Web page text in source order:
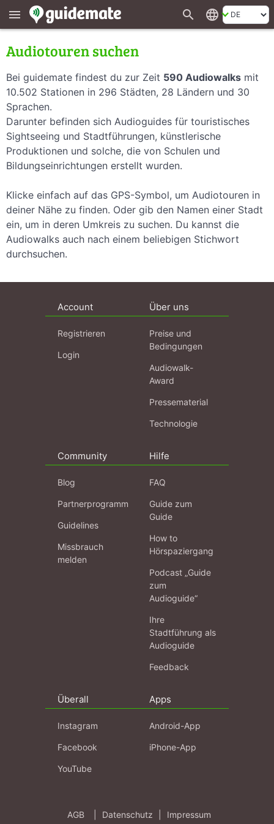
menu search language
Audiotouren suchen
Bei guidemate findest du zur Zeit 590 Audiowalks mit
10.502 Stationen in 296 Städten, 28 Ländern und 30
Sprachen.
Darunter befinden sich Audioguides für touristisches
Sightseeing und Stadtführungen, künstlerische
Produktionen und solche, die von Schulen und
Bildungseinrichtungen erstellt wurden.
Klicke einfach auf das GPS-Symbol, um Audiotouren in
deiner Nähe zu finden. Oder gib den Namen einer Stadt
ein, um in deren Umkreis zu suchen. Du kannst die
Audiowalks auch nach einem beliebigen Stichwort
durchsuchen.
Account
Registrieren
Login
Über uns
Preise und
Bedingungen
Audiowalk-
Award
Pressematerial
Technologie
Community
Blog
Partnerprogramm
Guidelines
Missbrauch
melden
Hilfe
FAQ
Guide zum
Guide
How to
Hörspaziergang
Podcast „Guide
zum
Audioguide“
Ihre
Stadtführung als
Audioguide
Feedback
Überall
Instagram
Facebook
YouTube
Apps
Android-App
iPhone-App
AGB Datenschutz Impressum